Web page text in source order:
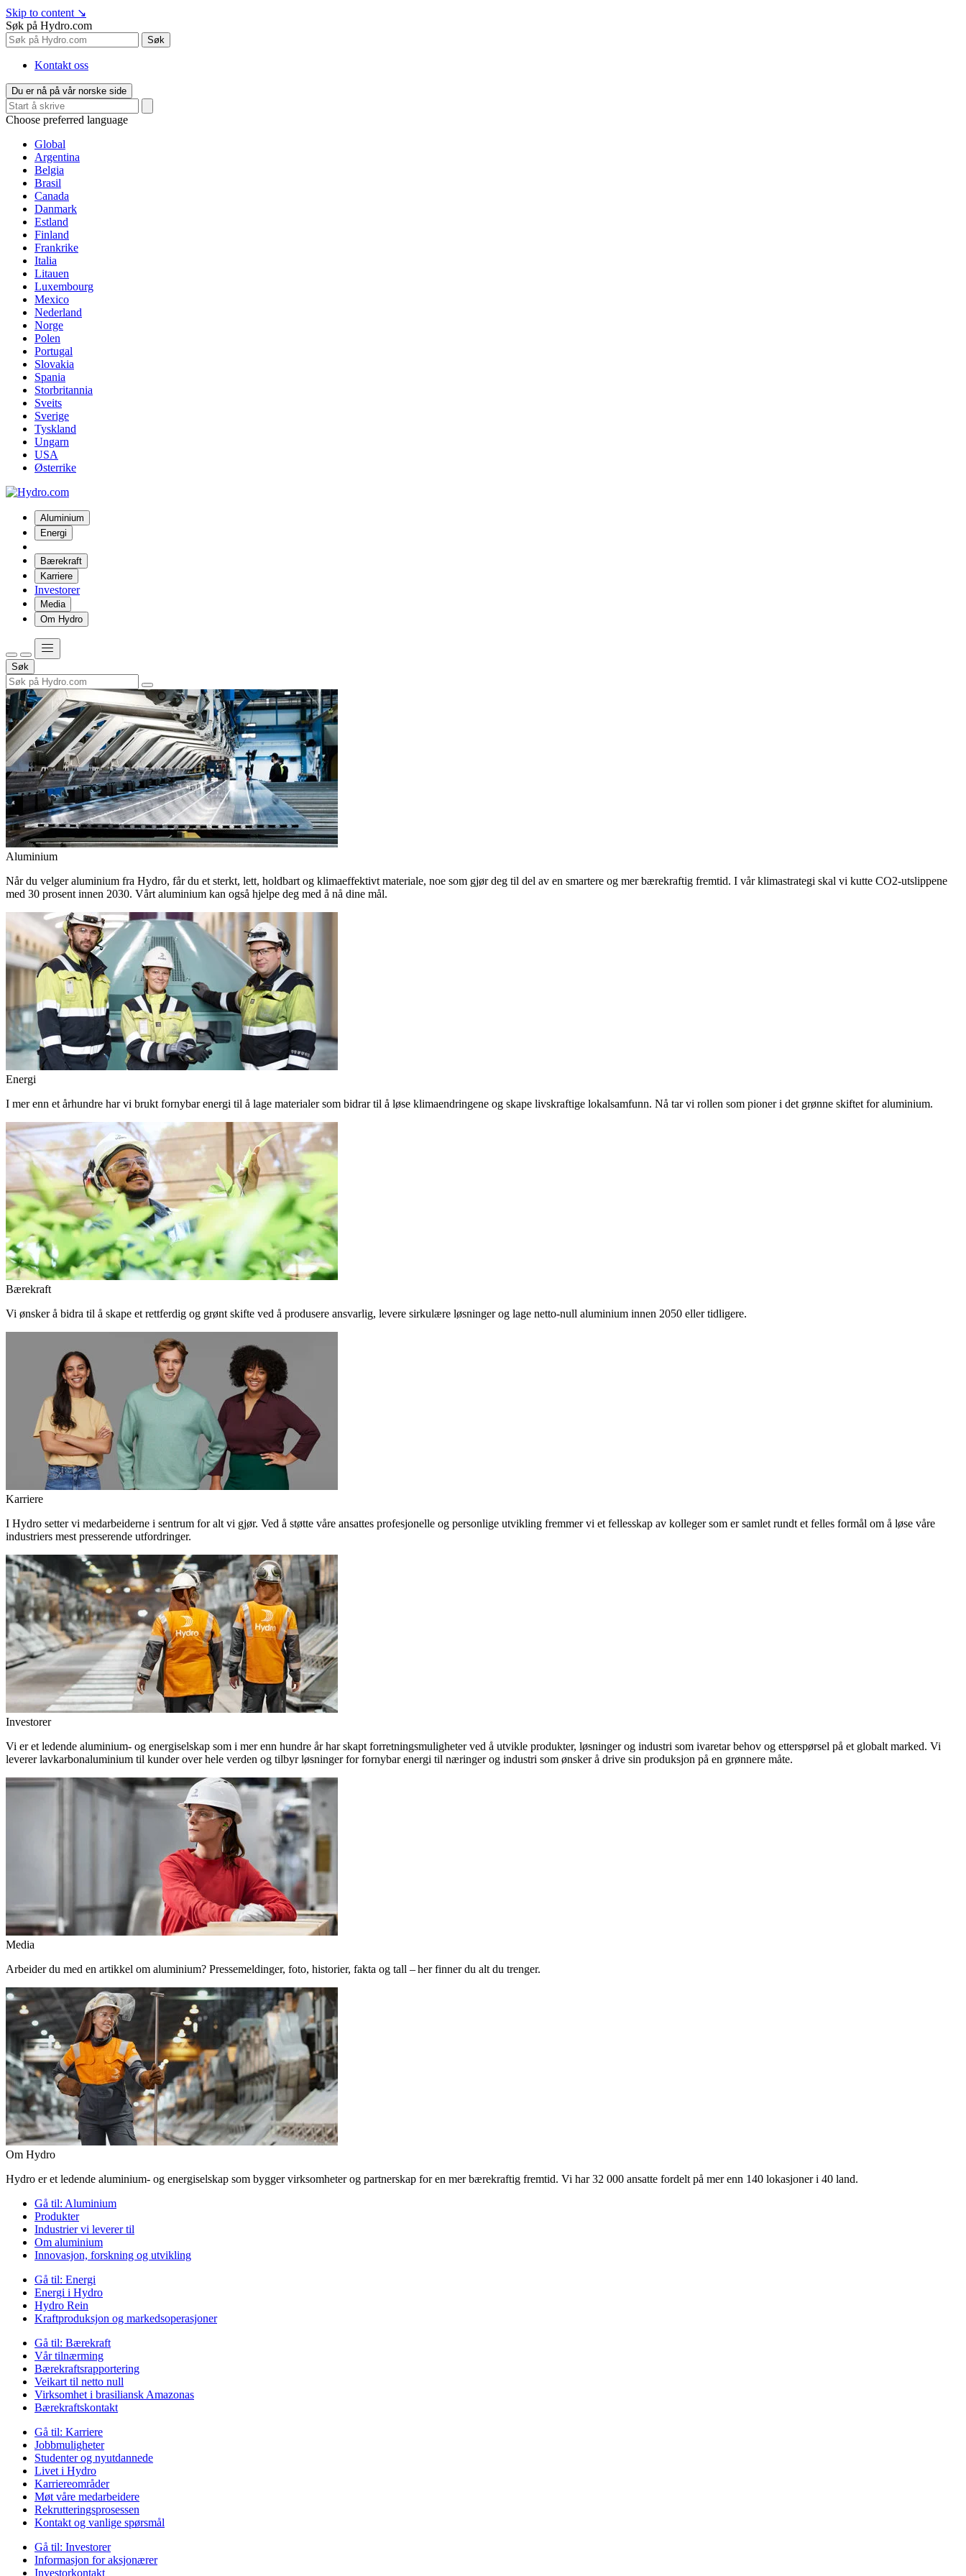
Skip to content ↘
Søk på Hydro.com
Søk
Kontakt oss
Du er nå på vår norske side
Choose preferred language
Global
Argentina
Belgia
Brasil
Canada
Danmark
Estland
Finland
Frankrike
Italia
Litauen
Luxembourg
Mexico
Nederland
Norge
Polen
Portugal
Slovakia
Spania
Storbritannia
Sveits
Sverige
Tyskland
Ungarn
USA
Østerrike
Aluminium
Energi
Bærekraft
Karriere
Investorer
Media
Om Hydro
Søk
Aluminium
Når du velger aluminium fra Hydro, får du et sterkt, lett, holdbart og klimaeffektivt materiale, noe som gjør deg til del av en smartere og mer bærekraftig fremtid. I vår klimastrategi skal vi kutte CO2-utslippene
med 30 prosent innen 2030. Vårt aluminium kan også hjelpe deg med å nå dine mål.
Energi
I mer enn et århundre har vi brukt fornybar energi til å lage materialer som bidrar til å løse klimaendringene og skape livskraftige lokalsamfunn. Nå tar vi rollen som pioner i det grønne skiftet for aluminium.
Bærekraft
Vi ønsker å bidra til å skape et rettferdig og grønt skifte ved å produsere ansvarlig, levere sirkulære løsninger og lage netto-null aluminium innen 2050 eller tidligere.
Karriere
I Hydro setter vi medarbeiderne i sentrum for alt vi gjør. Ved å støtte våre ansattes profesjonelle og personlige utvikling fremmer vi et fellesskap av kolleger som er samlet rundt et felles formål om å løse våre
industriers mest presserende utfordringer.
Investorer
Vi er et ledende aluminium- og energiselskap som i mer enn hundre år har skapt forretningsmuligheter ved å utvikle produkter, løsninger og industri som ivaretar behov og etterspørsel på et globalt marked. Vi
leverer lavkarbonaluminium til kunder over hele verden og tilbyr løsninger for fornybar energi til næringer og industri som ønsker å drive sin produksjon på en grønnere måte.
Media
Arbeider du med en artikkel om aluminium? Pressemeldinger, foto, historier, fakta og tall – her finner du alt du trenger.
Om Hydro
Hydro er et ledende aluminium- og energiselskap som bygger virksomheter og partnerskap for en mer bærekraftig fremtid. Vi har 32 000 ansatte fordelt på mer enn 140 lokasjoner i 40 land.
Gå til: Aluminium
Produkter
Industrier vi leverer til
Om aluminium
Innovasjon, forskning og utvikling
Gå til: Energi
Energi i Hydro
Hydro Rein
Kraftproduksjon og markedsoperasjoner
Gå til: Bærekraft
Vår tilnærming
Bærekraftsrapportering
Veikart til netto null
Virksomhet i brasiliansk Amazonas
Bærekraftskontakt
Gå til: Karriere
Jobbmuligheter
Studenter og nyutdannede
Livet i Hydro
Karriereområder
Møt våre medarbeidere
Rekrutteringsprosessen
Kontakt og vanlige spørsmål
Gå til: Investorer
Informasjon for aksjonærer
Investorkontakt